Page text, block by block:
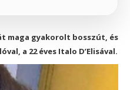
maga gyakorolt bosszút, és
a 22 éves Italo D’Elisával.